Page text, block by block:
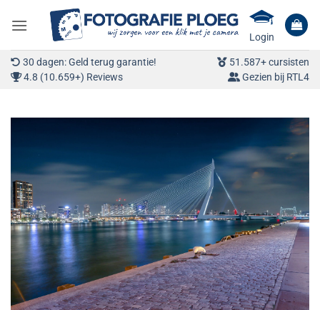
naar
Login
30 dagen: Geld terug garantie!
51.587+ cursisten
4.8 (10.659+) Reviews
Gezien bij RTL4